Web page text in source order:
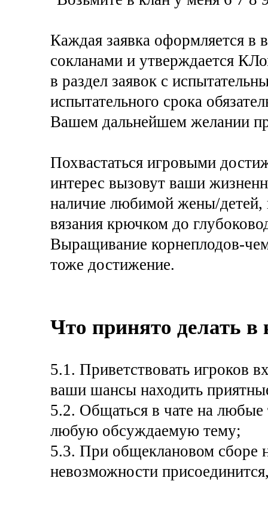
Каждая заявка оформляется в
сокланами и утверждается
в раздел заявок с
испытательного срока
Вашем дальнейшем желании
Похвастаться игровыми
интерес вызовут ваши
наличие любимой жены/детей,
вязания крючком до
Выращивание корнеплодов-
тоже достижение.
Что принято делать в
5.1. Приветствовать игроков
ваши шансы находить
5.2. Общаться в чате на любые
любую обсуждаемую тему;
5.3. При общеклановом сборе
невозможности